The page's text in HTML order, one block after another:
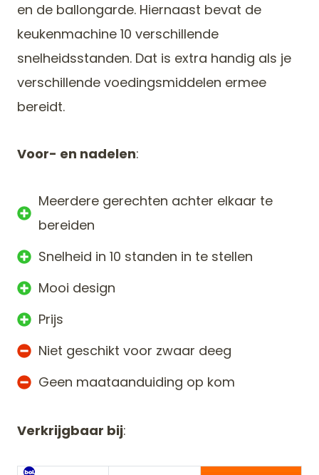
en de ballongarde. Hiernaast bevat de
keukenmachine 10 verschillende
snelheidsstanden. Dat is extra handig als je
verschillende voedingsmiddelen ermee
bereidt.
Voor- en nadelen:
Meerdere gerechten achter elkaar te
bereiden
Snelheid in 10 standen in te stellen
Mooi design
Prijs
Niet geschikt voor zwaar deeg
Geen maataanduiding op kom
Verkrijgbaar bij: